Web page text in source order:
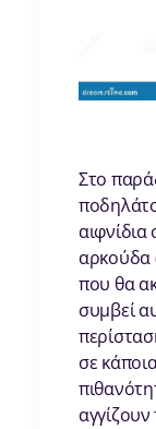
Στο
αρκούδα
που θα
συμβεί
σε